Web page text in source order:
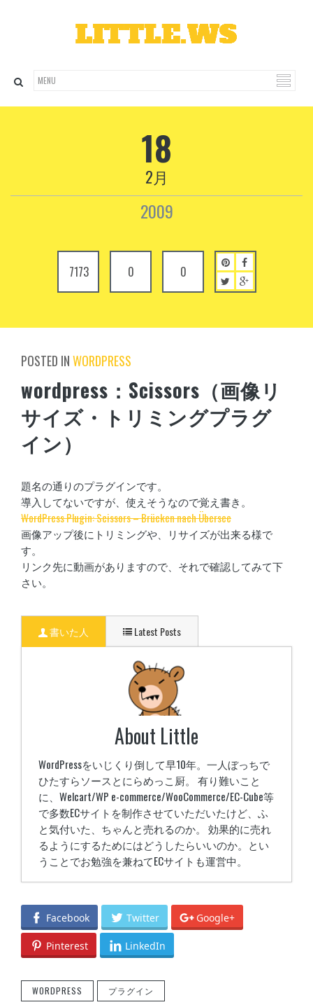
18
2月
2009
7173 0 0
POSTED INWORDPRESS
wordpress：Scissors（画像リ
サイズ・トリミングプラグ
イン）
題名の通りのプラグインです。
導入してないですが、使えそうなので覚え書き。
WordPress Plugin: Scissors – Brücken nach Übersee
画像アップ後にトリミングや、リサイズが出来る様で
す。
リンク先に動画がありますので、それで確認してみて下
さい。
書いた人 Latest Posts
About Little
WordPressをいじくり倒して早10年。一人ぼっちで
ひたすらソースとにらめっこ厨。 有り難いこと
に、Welcart/WP e-commerce/WooCommerce/EC-Cube等
で多数ECサイトを制作させていただいたけど、ふ
と気付いた、ちゃんと売れるのか。 効果的に売れ
るようにするためにはどうしたらいいのか。とい
うことでお勉強を兼ねてECサイトも運営中。
Facebook GraphAPI v2.9でいいね・シェア数
をPHPで取得して表示- 2017年9月7日
phpstormのFilewatcherでautoprefixerを使う
方法
- 2017年1月19日
ューを実装- 2016年1月14日
WordPress：WooCommerceを使ってみて分
Facebook Twitter Google+
Pinterest LinkedIn
WORDPRESS プラグイン